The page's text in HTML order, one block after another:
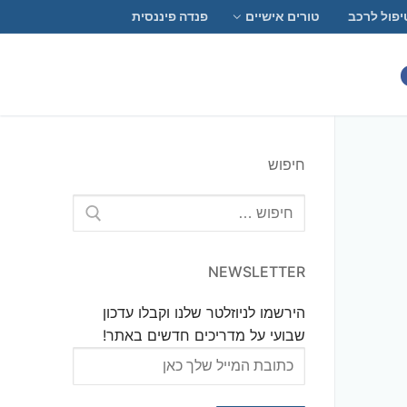
לרכב טורים אישיים פנדה פיננסית
חיפוש
NEWSLETTER
הירשמו לניוזלטר שלנו וקבלו עדכון
שבועי על מדריכים חדשים באתר!